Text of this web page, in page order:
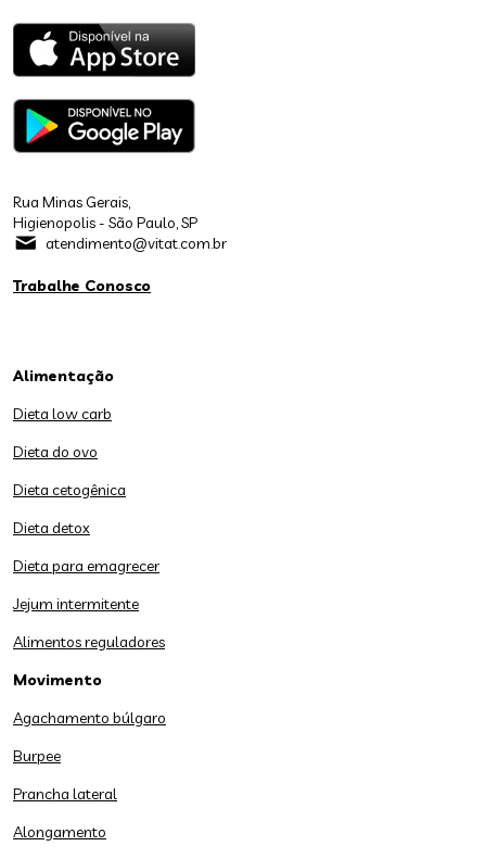
Rua Minas Gerais,
Higienopolis - São Paulo, SP
atendimento@vitat.com.br
Trabalhe Conosco
Alimentação
Dieta low carb
Dieta do ovo
Dieta cetogênica
Dieta detox
Dieta para emagrecer
Jejum intermitente
Alimentos reguladores
Movimento
Agachamento búlgaro
Burpee
Prancha lateral
Alongamento